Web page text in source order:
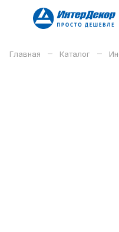
Главная – Каталог –